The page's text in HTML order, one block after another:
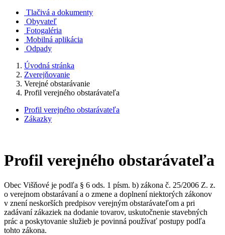
Tlačivá a dokumenty
Obyvateľ
Fotogaléria
Mobilná aplikácia
Odpady
Úvodná stránka
Zverejňovanie
Verejné obstarávanie
Profil verejného obstarávateľa
Profil verejného obstarávateľa
Zákazky
Profil verejného obstarávateľa
Obec Višňové je podľa § 6 ods. 1 písm. b) zákona č. 25/2006 Z. z.
o verejnom obstarávaní a o zmene a doplnení niektorých zákonov
v znení neskorších predpisov verejným obstarávateľom a pri
zadávaní zákaziek na dodanie tovarov, uskutočnenie stavebných
prác a poskytovanie služieb je povinná používať postupy podľa
tohto zákona.